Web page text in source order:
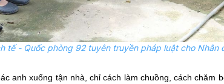
tế - Quốc phòng 92 tuyên truyền pháp luật cho
anh xuống tận nhà, chỉ cách làm chuồng, cách chăm